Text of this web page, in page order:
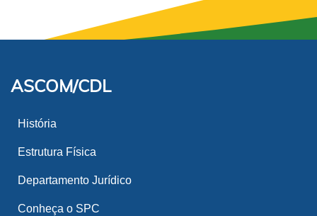
ASCOM/CDL
História
Estrutura Física
Departamento Jurídico
Conheça o SPC